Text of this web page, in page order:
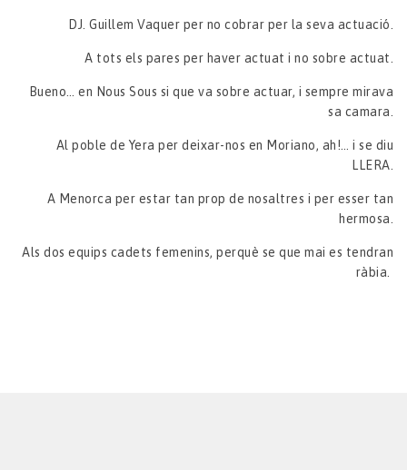
DJ. Guillem Vaquer per no cobrar per la seva actuació.
A tots els pares per haver actuat i no sobre actuat.
Bueno… en Nous Sous si que va sobre actuar, i sempre mirava
sa camara.
Al poble de Yera per deixar-nos en Moriano, ah!… i se diu
LLERA.
A Menorca per estar tan prop de nosaltres i per esser tan
hermosa.
Als dos equips cadets femenins, perquè se que mai es tendran
ràbia.